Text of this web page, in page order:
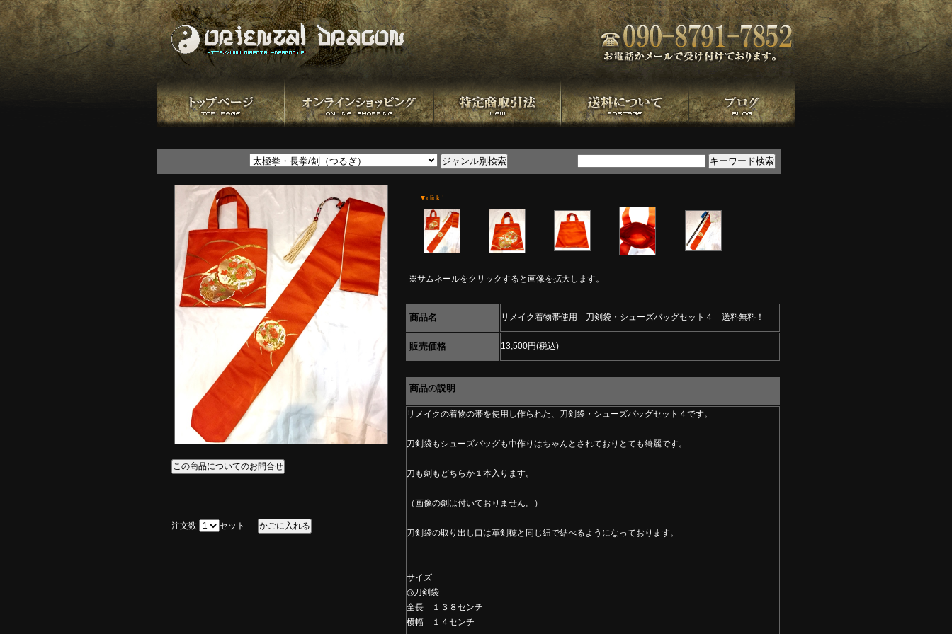
注文数 セット
▼click !
※サムネールをクリックすると画像を拡大します。
商品名 リメイク着物帯使用 刀剣袋・シューズバッグセット４ 送料無料！
販売価格 13,500円(税込)
商品の説明
リメイクの着物の帯を使用し作られた、刀剣袋・シューズバッグセット４です。
刀剣袋もシューズバッグも中作りはちゃんとされておりとても綺麗です。
刀も剣もどちらか１本入ります。
（画像の剣は付いておりません。）
刀剣袋の取り出し口は革剣穂と同じ紐で結べるようになっております。
サイズ
◎刀剣袋
全長 １３８センチ
横幅 １４センチ